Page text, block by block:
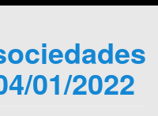
01/2022